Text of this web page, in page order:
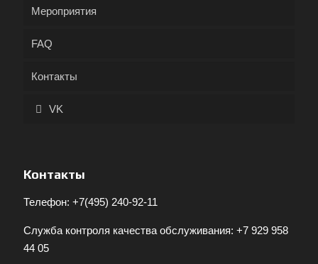
Мероприятия
FAQ
Контакты
VK
Контакты
Телефон: +7(495) 240-92-11
Служба контроля качества обслуживания: +7 929 958
44 05